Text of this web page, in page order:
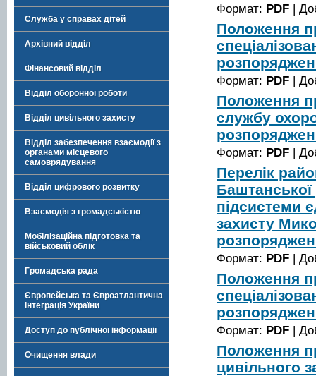
Служба у справах дітей
Архівний відділ
Фінансовий відділ
Відділ оборонної роботи
Відділ цивільного захисту
Відділ забезпечення взаємодії з
органами місцевого
самоврядування
Відділ цифрового розвитку
Взаємодія з громадськістю
Мобілізаційна підготовка та
військовий облік
Громадська рада
Європейська та Євроатлантична
інтеграція України
Доступ до публічної інформації
Очищення влади
Формат: PDF |
Положення
Формат: PDF |
Положення
службу
Формат: PDF |
Перелік
Баштанської
підсистеми
захисту
Формат: PDF |
Положення
Формат: PDF |
Положення
цивільного